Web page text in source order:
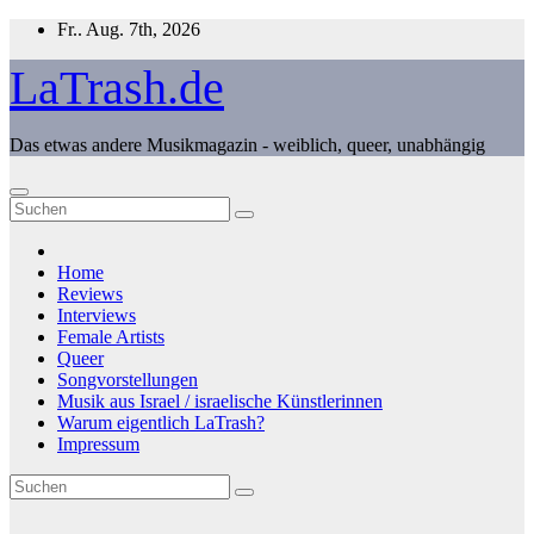
Zum
springen
Fr.. Aug. 7th, 2026
LaTrash.de
Das etwas andere Musikmagazin - weiblich, queer, unabhängig
Home
Reviews
Interviews
Female Artists
Queer
Songvorstellungen
Musik aus Israel / israelische Künstlerinnen
Warum eigentlich LaTrash?
Impressum